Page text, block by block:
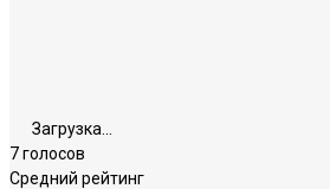
Загрузка...
7 голосов
Средний рейтинг